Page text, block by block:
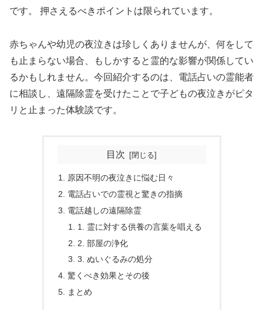
です。 押さえるべきポイントは限られています。
赤ちゃんや幼児の夜泣きは珍しくありませんが、何をして
も止まらない場合、もしかすると霊的な影響が関係してい
るかもしれません。今回紹介するのは、電話占いの霊能者
に相談し、遠隔除霊を受けたことで子どもの夜泣きがピタ
リと止まった体験談です。
目次
原因不明の夜泣きに悩む日々
電話占いでの霊視と驚きの指摘
電話越しの遠隔除霊
1. 霊に対する供養の言葉を唱える
2. 部屋の浄化
3. ぬいぐるみの処分
驚くべき効果とその後
まとめ